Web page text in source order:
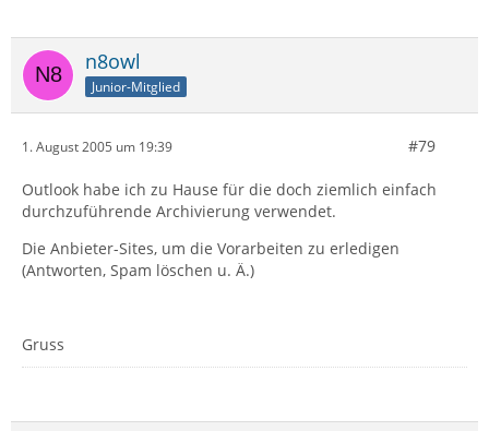
n8owl
Junior-Mitglied
1. August 2005 um 19:39 #79
Outlook habe ich zu Hause für die doch ziemlich einfach
durchzuführende Archivierung verwendet.
Die Anbieter-Sites, um die Vorarbeiten zu erledigen
(Antworten, Spam löschen u. Ä.)
Gruss